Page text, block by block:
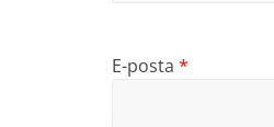
E-posta *